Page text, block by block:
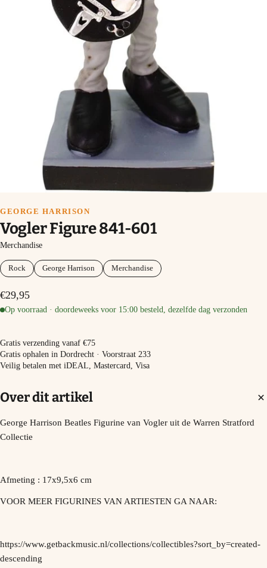
GEORGE HARRISON
Vogler Figure 841-601
Merchandise
Rock George Harrison Merchandise
€29,95
Op voorraad · doordeweeks voor 15:00 besteld, dezelfde dag verzonden
− +
Gratis verzending vanaf €75
Gratis ophalen in Dordrecht · Voorstraat 233
Veilig betalen met iDEAL, Mastercard, Visa
Over dit artikel
George Harrison Beatles Figurine van Vogler uit de Warren Stratford
Collectie
Afmeting : 17x9,5x6 cm
VOOR MEER FIGURINES VAN ARTIESTEN GA NAAR:
https://www.getbackmusic.nl/collections/collectibles?sort_by=created-
descending